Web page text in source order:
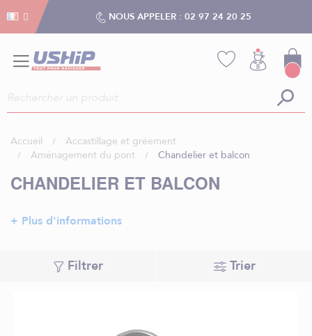
NOUS APPELER : 02 97 24 20 25
Accueil
Accastillage et gréement
Aménagement du pont
Chandelier et balcon
CHANDELIER ET BALCON
+ Plus d'informations
Filtrer Trier
Gestion des cookies
Gestion des cookies